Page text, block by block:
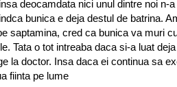
deocamdata nici unul dintre noi n-
bunica e deja destul de batrina.
saptamina, cred ca bunica va muri
Tata o tot intreaba daca si-a luat
la doctor. Insa daca ei continua sa
fiinta pe lume